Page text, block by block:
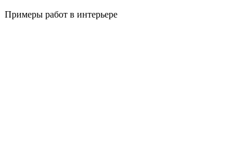
Примеры работ в интерьере